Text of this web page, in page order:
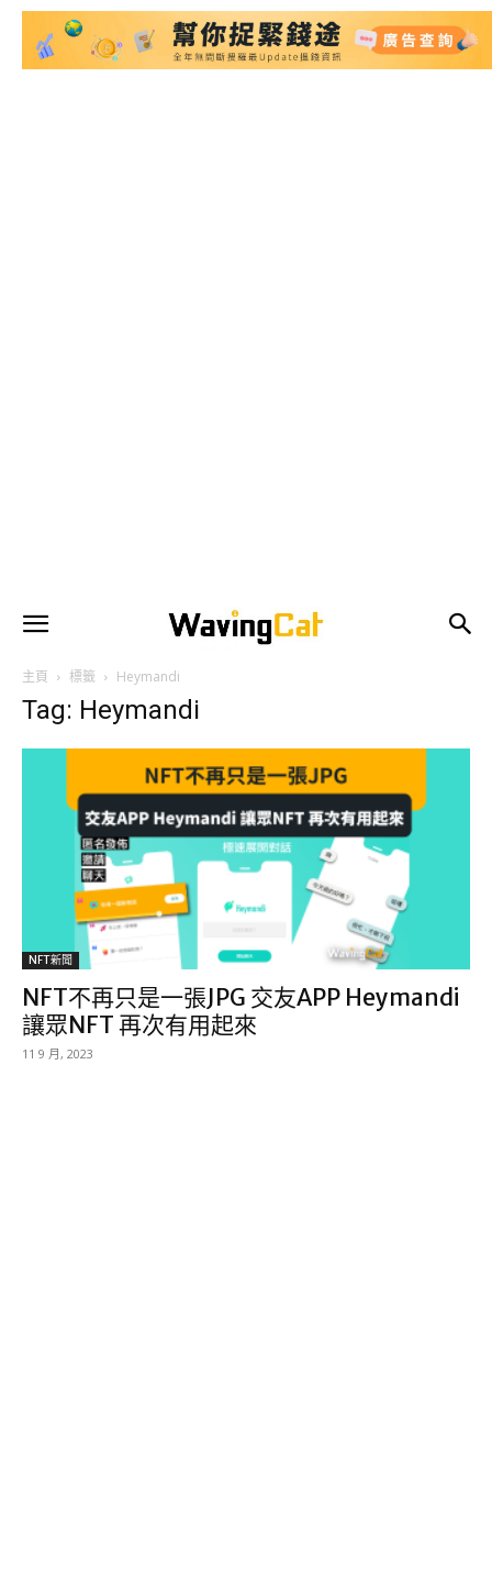
主頁 標籤 Heymandi
Tag: Heymandi
NFT新聞
NFT不再只是一張JPG 交友APP Heymandi
讓眾NFT 再次有用起來
11 9 月, 2023